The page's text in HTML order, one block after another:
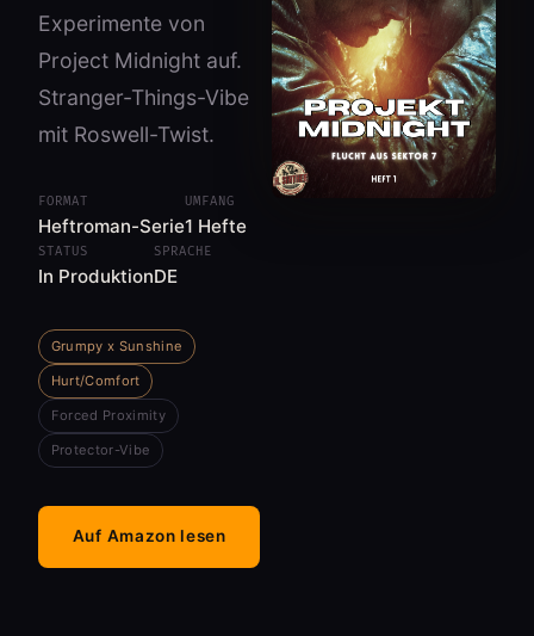
Experimente von
Project Midnight auf.
Stranger-Things-Vibe
mit Roswell-Twist.
FORMAT
Heftroman-Serie
UMFANG
1 Hefte
STATUS
In Produktion
SPRACHE
DE
Grumpy x Sunshine
Hurt/Comfort
Forced Proximity
Protector-Vibe
Auf Amazon lesen